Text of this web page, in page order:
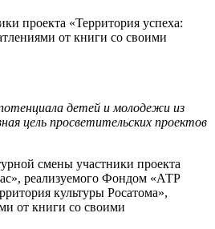
проекта «Территория успеха:
от книги со своими
детей и молодежи из
цель просветительских проектов
смены участники проекта
реализуемого Фондом «АТР
культуры Росатома»,
от книги со своими